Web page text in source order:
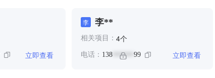
立即查看
李 李**
相关项目： 4个
电话： 138****** 99 立即查看